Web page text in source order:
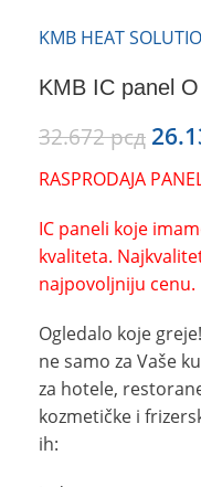
KMB HEAT
KMB IC panel
32.672рсд
RASPRODAJA
IC paneli koje
kvaliteta.
najpovoljniju cenu.
Ogledalo koje
ne samo za Vaše
za hotele,
kozmetičke i
ih: